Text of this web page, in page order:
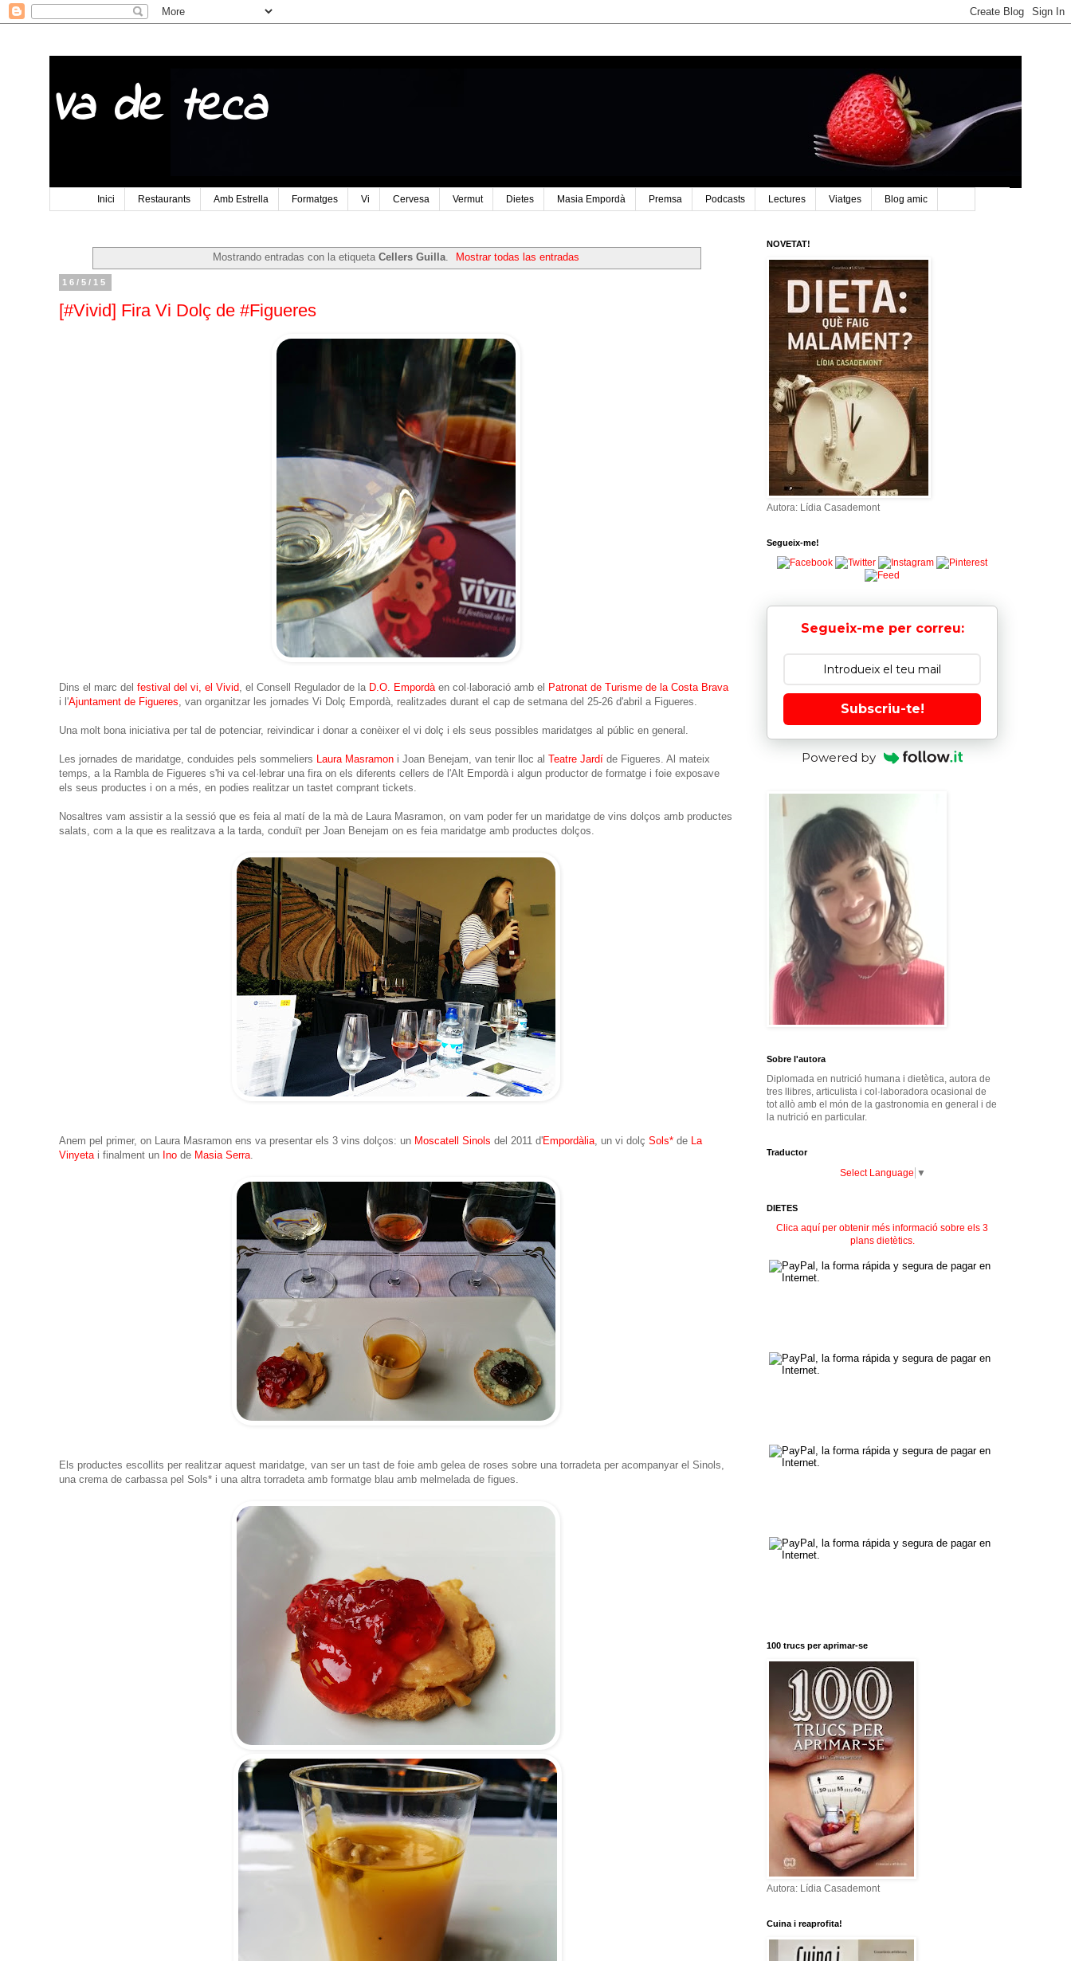
Va de teca
Inici Restaurants Amb Estrella Formatges Vi Cervesa Vermut Dietes Masia Empordà Premsa Podcasts Lectures Viatges Blog amic
Mostrando entradas con la etiqueta Cellers Guilla. Mostrar todas las entradas
16/5/15
[#Vivid] Fira Vi Dolç de #Figueres
Dins el marc del festival del vi, el Vivid , el Consell Regulador de la D.O. Empordà en col·laboració amb el Patronat de Turisme de la Costa Brava
i l'Ajuntament de Figueres , van organitzar les jornades Vi Dolç Empordà, realitzades durant el cap de setmana del 25-26 d'abril a Figueres.
Una molt bona iniciativa per tal de potenciar, reivindicar i donar a conèixer el vi dolç i els seus possibles maridatges al públic en general.
Les jornades de maridatge, conduides pels sommeliers Laura Masramon i Joan Benejam, van tenir lloc al Teatre Jardí de Figueres. Al mateix
temps, a la Rambla de Figueres s'hi va cel·lebrar una fira on els diferents cellers de l'Alt Empordà i algun productor de formatge i foie exposave
els seus productes i on a més, en podies realitzar un tastet comprant tickets.
Nosaltres vam assistir a la sessió que es feia al matí de la mà de Laura Masramon, on vam poder fer un maridatge de vins dolços amb productes
salats, com a la que es realitzava a la tarda, conduït per Joan Benejam on es feia maridatge amb productes dolços.
Anem pel primer, on Laura Masramon ens va presentar els 3 vins dolços: un Moscatell Sinols del 2011 d'Empordàlia , un vi dolç Sols* de
La
Vinyeta i finalment un Ino de Masia Serra
Els productes escollits per realitzar aquest maridatge, van ser un tast de foie amb gelea de roses sobre una torradeta per acompanyar el Sinols,
una crema de carbassa pel Sols* i una altra torradeta amb formatge blau amb melmelada de figues.
NOVETAT!
Autora: Lídia Casademont
Segueix-me!
Segueix-me per correu:
Subscriu-te!
Powered by
Sobre l'autora
Diplomada en nutrició humana i dietètica, autora de
tres llibres, articulista i col·laboradora ocasional de
tot allò amb el món de la gastronomia en general i de
la nutrició en particular.
Traductor
Select Language ▼
DIETES
Clica aquí per obtenir més informació sobre els 3
plans dietètics.
100 trucs per aprimar-se
Autora: Lídia Casademont
Cuina i reaprofita!